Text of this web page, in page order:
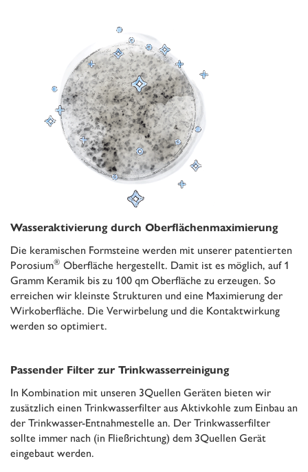
Wasseraktivierung durch Oberflächenmaximierung
Die keramischen Formsteine werden mit unserer patentierten
Porosium® Oberfläche hergestellt. Damit ist es möglich, auf 1
Gramm Keramik bis zu 100 qm Oberfläche zu erzeugen. So
erreichen wir kleinste Strukturen und eine Maximierung der
Wirkoberfläche. Die Verwirbelung und die Kontaktwirkung
werden so optimiert.
Passender Filter zur Trinkwasserreinigung
In Kombination mit unseren 3Quellen Geräten bieten wir
zusätzlich einen Trinkwasserfilter aus Aktivkohle zum Einbau an
der Trinkwasser-Entnahmestelle an. Der Trinkwasserfilter
sollte immer nach (in Fließrichtung) dem 3Quellen Gerät
eingebaut werden.